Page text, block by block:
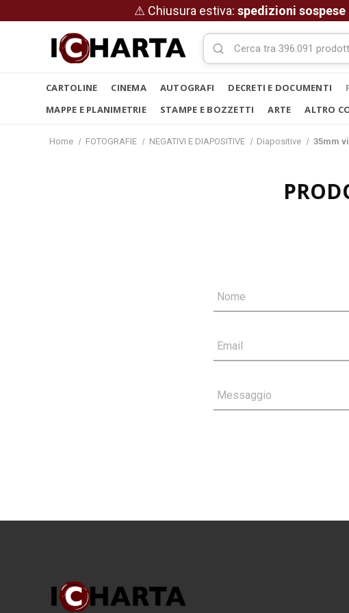
⚠ Chiusura estiva: spedizioni
CARTOLINE CINEMA AUTOGRAFI DECRETI E DOCUMENTI
MAPPE E PLANIMETRIE
STAMPE E BOZZETTI ARTE ALTRO
Home FOTOGRAFIE NEGATIVI E DIAPOSITIVE Diapositive 35mm
Nome
Email
Messaggio